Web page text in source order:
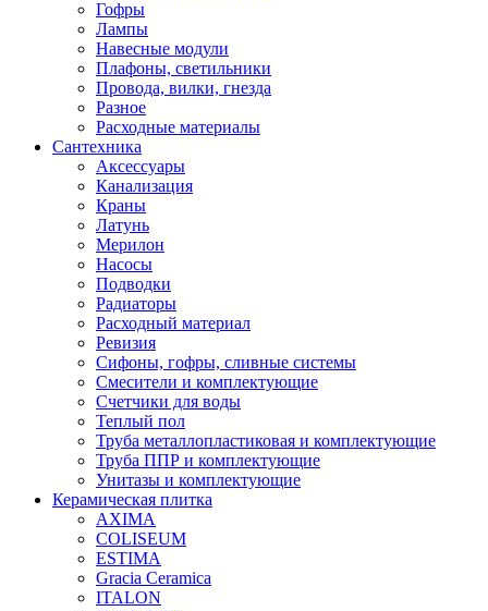
Гофры
Лампы
Навесные модули
Плафоны, светильники
Провода, вилки, гнезда
Разное
Расходные материалы
Сантехника
Аксессуары
Канализация
Краны
Латунь
Мерилон
Насосы
Подводки
Радиаторы
Расходный материал
Ревизия
Сифоны, гофры, сливные системы
Смесители и комплектующие
Счетчики для воды
Теплый пол
Труба металлопластиковая и комплектующие
Труба ППР и комплектующие
Унитазы и комплектующие
Керамическая плитка
AXIMA
COLISEUM
ESTIMA
Gracia Ceramica
ITALON